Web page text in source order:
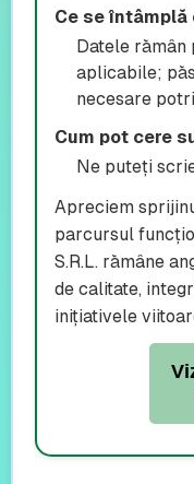
Ce se întâmplă
Datele
aplicabile;
necesare
Cum pot cere
Ne puteți
Apreciem
parcursul
S.R.L. rămâne
de calitate,
inițiativele